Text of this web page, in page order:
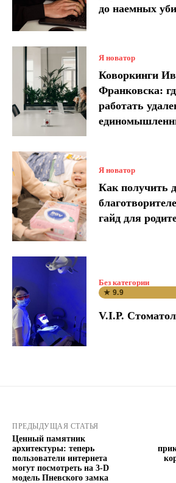
до наемных
Я новатор
Коворкинги
Франковска:
работать
Я новатор
Как получить
гайд для
Без категории
★ 9.9
V.I.P.
ПРЕДЫДУЩАЯ СТАТЬЯ
Ценный памятник
архитектуры: теперь
пользователи интернета
могут посмотреть на 3-D
модель Пневского замка